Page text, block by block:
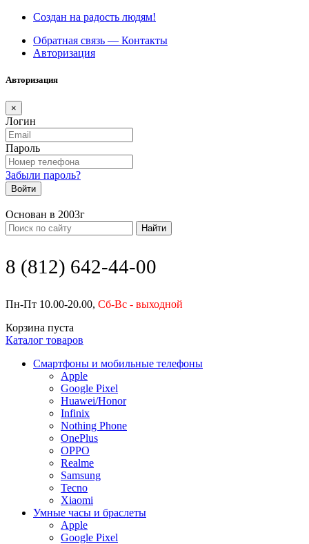
Создан на радость людям!
Обратная связь — Контакты
Авторизация
Авторизация
×
Логин
Пароль
Забыли пароль?
Войти
Основан в 2003г
Найти
8 (812) 642-44-00
Пн-Пт 10.00-20.00, Сб-Вс - выходной
Корзина пуста
Каталог товаров
Смартфоны и мобильные телефоны
Apple
Google Pixel
Huawei/Honor
Infinix
Nothing Phone
OnePlus
OPPO
Realme
Samsung
Tecno
Xiaomi
Умные часы и браслеты
Apple
Google Pixel